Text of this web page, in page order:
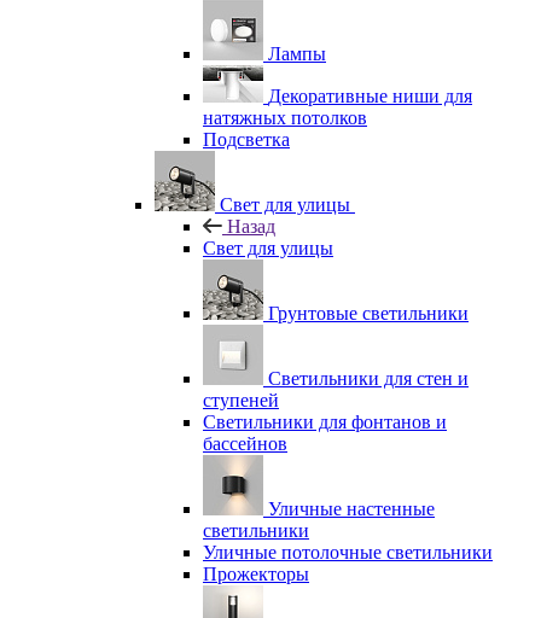
Лампы
Декоративные ниши для
натяжных потолков
Подсветка
Свет для улицы
Назад
Свет для улицы
Грунтовые светильники
Светильники для стен и
ступеней
Светильники для фонтанов и
бассейнов
Уличные настенные
светильники
Уличные потолочные светильники
Прожекторы